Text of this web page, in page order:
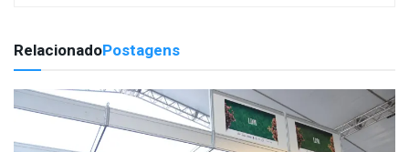
RelacionadoPostagens